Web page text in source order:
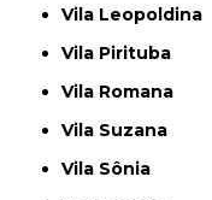
Vila Leopoldina
Vila Pirituba
Vila Romana
Vila Suzana
Vila Sônia